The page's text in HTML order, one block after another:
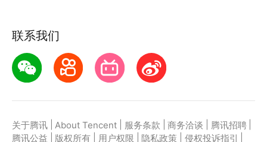
联系我们
关于腾讯 About Tencent 服务条款 商务洽谈 腾讯招聘
腾讯公益
版权所有 用户权限 隐私政策 侵权投诉指引